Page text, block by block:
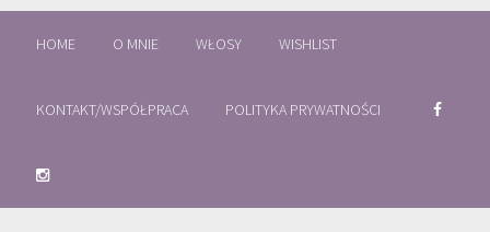
HOME O MNIE WŁOSY WISHLIST
KONTAKT/WSPÓŁPRACA POLITYKA PRYWATNOŚCI